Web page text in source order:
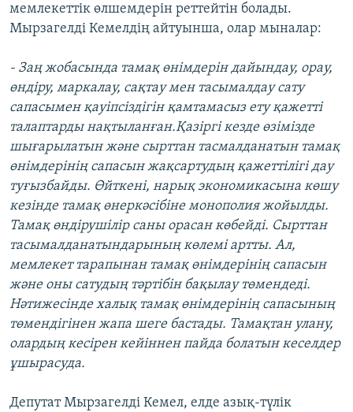
мемлекеттік өлшемдерін реттейтін болады.
Мырзагелді Кемелдің айтуынша, олар мыналар:
- Заң жобасында тамақ өнімдерін дайындау, орау,
өндіру, маркалау, сақтау мен тасымалдау сату
сапасымен қауіпсіздігін қамтамасыз ету қажетті
талаптарды нақтыланған.Қазіргі кезде өзімізде
шығарылатын және сырттан тасмалданатын тамақ
өнімдерінің сапасын жақсартудың қажеттілігі дау
туғызбайды. Өйткені, нарық экономикасына көшу
кезінде тамақ өнеркәсібіне монополия жойылды.
Тамақ өндірушілір саны орасан көбейді. Сырттан
тасымалданатындарының көлемі артты. Ал,
мемлекет тарапынан тамақ өнімдерінің сапасын
және оны сатудың тәртібін бақылау төмендеді.
Нәтижесінде халық тамақ өнімдерінің сапасының
төмендігінен жапа шеге бастады. Тамақтан улану,
олардың кесірен кейіннен пайда болатын кеселдер
ұшырасуда.
Депутат Мырзагелді Кемел, елде азық-түлік